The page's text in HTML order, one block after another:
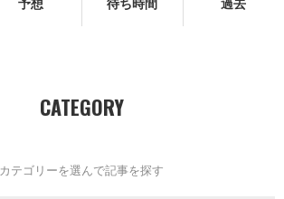
予想 待ち時間 過去
CATEGORY
カテゴリーを選んで記事を探す